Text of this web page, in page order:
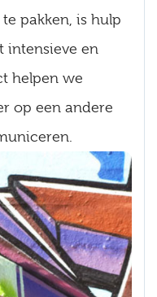
pakken, is hulp
intensieve en
helpen we
op een andere